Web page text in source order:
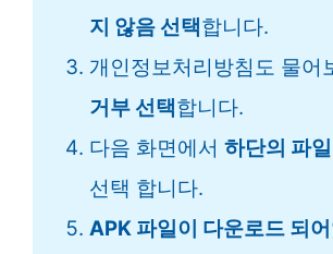
지 않음 선택합니다.
개인정보처리방침도 물어
거부 선택합니다.
다음 화면에서하단의 파
선택 합니다.
APK 파일이 다운로드 되